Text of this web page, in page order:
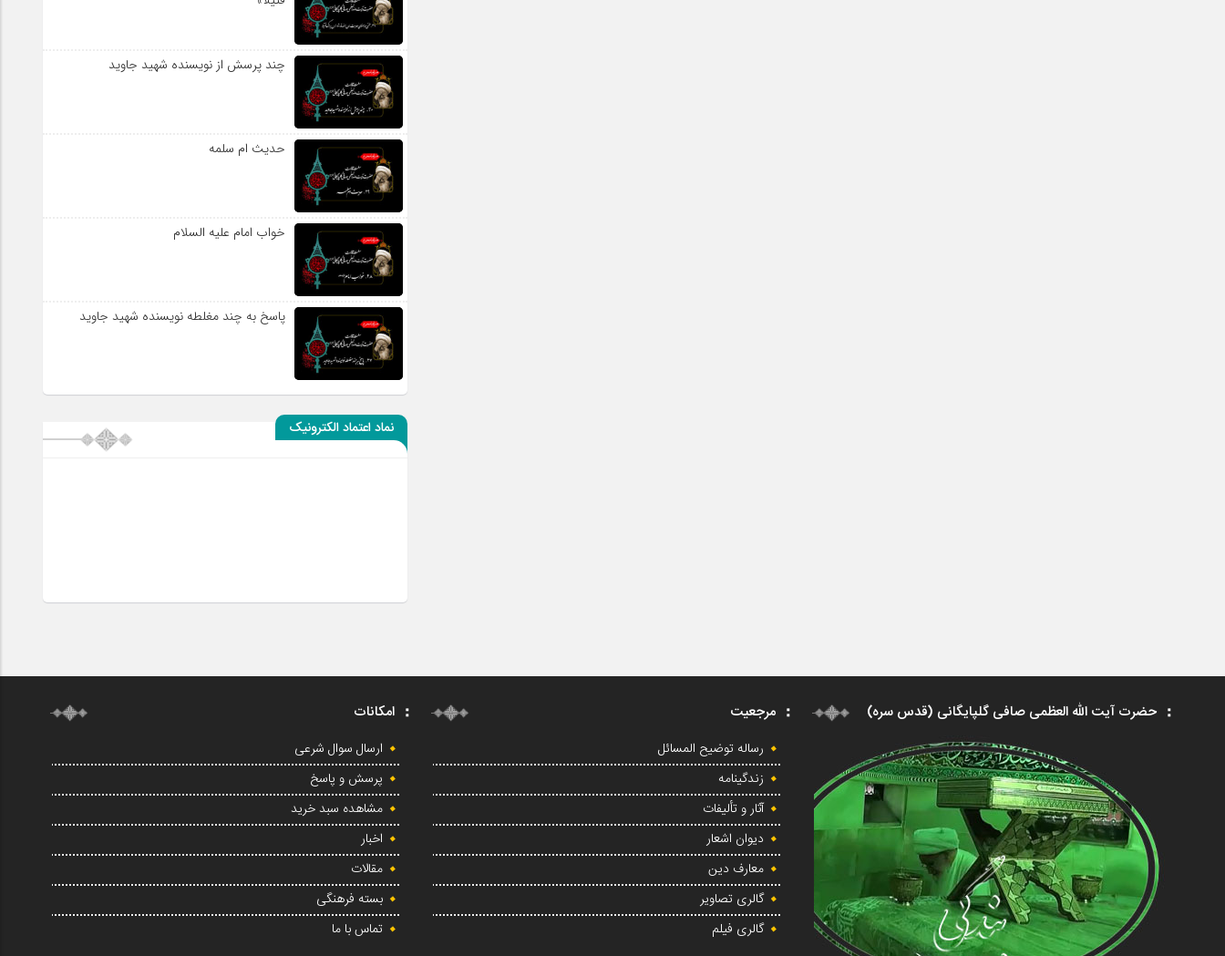
چند پرسش از نویسنده شهید جاوید
حدیث ام سلمه
خواب امام علیه السلام
پاسخ به چند مغلطه نویسنده شهید جاوید
نماد اعتماد الکترونیک
حضرت آیت الله العظمی صافی گلپایگانی (قدس سره) مرجعیت
رساله توضیح المسائل
زندگینامه
آثار و تألیفات
دیوان اشعار
معارف دین
گالری تصاویر
گالری فیلم
امکانات
ارسال سوال شرعی
پرسش و پاسخ
مشاهده سبد خرید
اخبار
مقالات
بسته فرهنگی
تماس با ما